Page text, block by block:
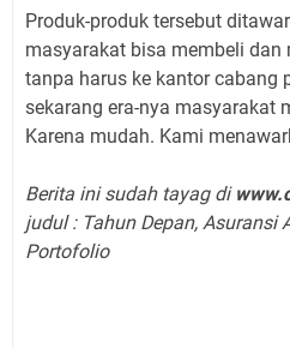
Produk-produk tersebut
masyarakat bisa membeli dan
tanpa harus ke kantor cabang
sekarang era-nya masyarakat
Karena mudah. Kami
Berita ini sudah tayag di
judul : Tahun Depan, Asuransi
Portofolio